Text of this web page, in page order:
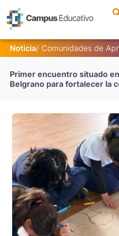
Noticia/ Comunidades de
Primer encuentro situado
Belgrano para fortalecer la